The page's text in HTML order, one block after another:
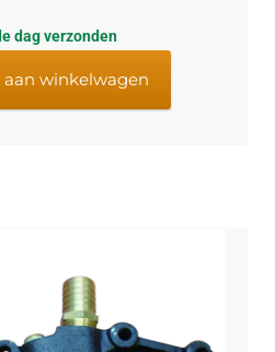
was:
€249,95.
is:
€195,95.
dag verzonden
aan winkelwagen